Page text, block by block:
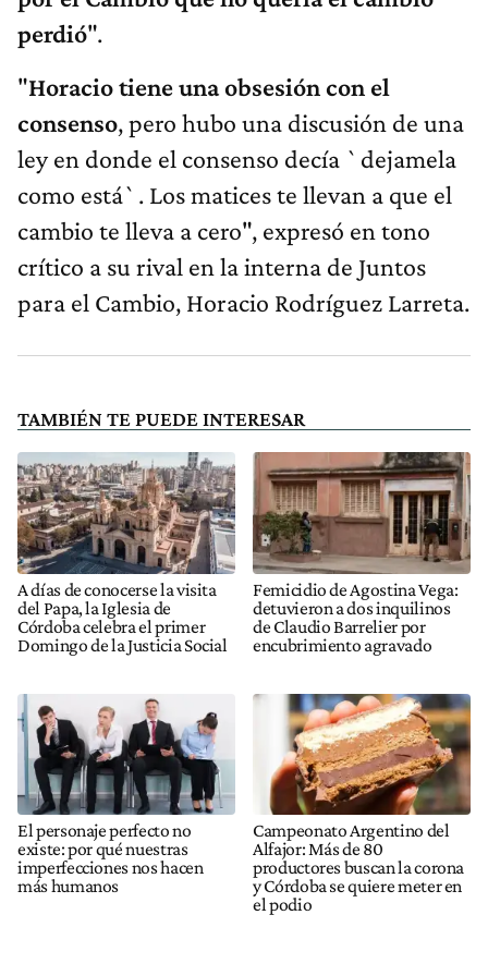
perdió".
"Horacio tiene una obsesión con el
consenso, pero hubo una discusión de una
ley en donde el consenso decía `dejamela
como está`. Los matices te llevan a que el
cambio te lleva a cero", expresó en tono
crítico a su rival en la interna de Juntos
para el Cambio, Horacio Rodríguez Larreta.
TAMBIÉN TE PUEDE INTERESAR
A días de conocerse la visita
del Papa, la Iglesia de
Córdoba celebra el primer
Domingo de la Justicia Social
Femicidio de Agostina Vega:
detuvieron a dos inquilinos
de Claudio Barrelier por
encubrimiento agravado
El personaje perfecto no
existe: por qué nuestras
imperfecciones nos hacen
más humanos
Campeonato Argentino del
Alfajor: Más de 80
productores buscan la corona
y Córdoba se quiere meter en
el podio